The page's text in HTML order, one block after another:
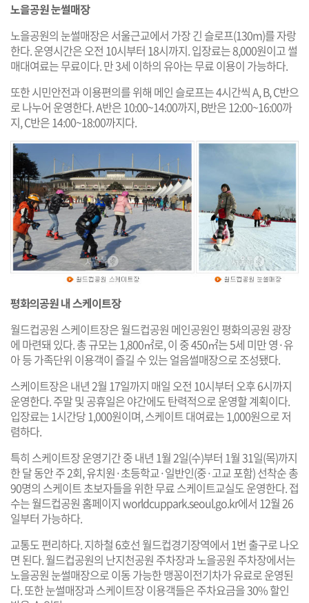
노을공원 눈썰매장
노을공원의 눈썰매장은 서울근교에서 가장 긴 슬로프(130m)를 자랑
한다. 운영시간은 오전 10시부터 18시까지. 입장료는 8,000원이고 썰
매대여료는 무료이다. 만 3세 이하의 유아는 무료 이용이 가능하다.
또한 시민안전과 이용편의를 위해 메인 슬로프는 4시간씩 A, B, C반으
로 나누어 운영한다. A반은 10:00~14:00까지, B반은 12:00~16:00까
지, C반은 14:00~18:00까지다.
평화의공원 내 스케이트장
월드컵공원 스케이트장은 월드컵공원 메인공원인 평화의공원 광장
에 마련돼 있다. 총 규모는 1,800㎡로, 이 중 450㎡는 5세 미만 영·유
아 등 가족단위 이용객이 즐길 수 있는 얼음썰매장으로 조성됐다.
스케이트장은 내년 2월 17일까지 매일 오전 10시부터 오후 6시까지
운영한다. 주말 및 공휴일은 야간에도 탄력적으로 운영할 계획이다.
입장료는 1시간당 1,000원이며, 스케이트 대여료는 1,000원으로 저
렴하다.
특히 스케이트장 운영기간 중 내년 1월 2일(수)부터 1월 31일(목)까지
한 달 동안 주 2회, 유치원·초등학교·일반인(중·고교 포함) 선착순 총
90명의 스케이트 초보자들을 위한 무료 스케이트교실도 운영한다. 접
수는 월드컵공원 홈페이지worldcuppark.seoul.go.kr에서 12월 26
일부터 가능하다.
교통도 편리하다. 지하철 6호선 월드컵경기장역에서 1번 출구로 나오
면 된다. 월드컵공원의 난지천공원 주차장과 노을공원 주차장에서는
노을공원 눈썰매장으로 이동 가능한 맹꽁이전기차가 유료로 운영된
다. 또한 눈썰매장과 스케이트장 이용객들은 주차요금을 30% 할인